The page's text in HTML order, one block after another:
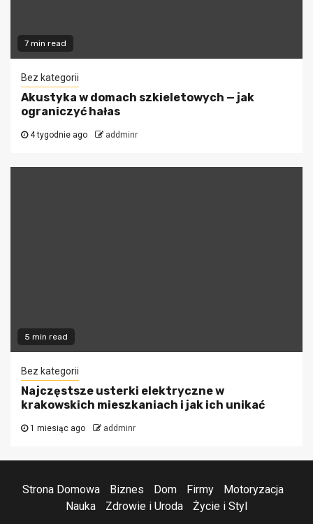
7 min read
Bez kategorii
Akustyka w domach szkieletowych — jak
ograniczyć hałas
4 tygodnie ago addminr
5 min read
Bez kategorii
Najczęstsze usterki elektryczne w
krakowskich mieszkaniach i jak ich unikać
1 miesiąc ago addminr
Strona Domowa Biznes Dom Firmy
Motoryzacja
Nauka
Zdrowie i Uroda Życie i Styl